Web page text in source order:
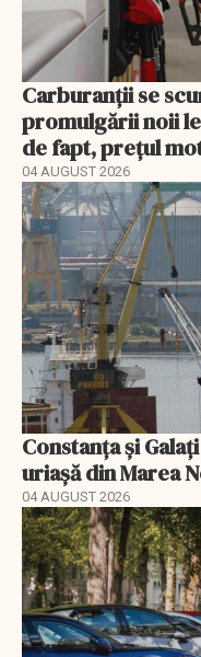
Carburanții se
promulgării noii
de fapt, prețul
04 AUGUST 2026
Constanța și
uriașă din Marea
04 AUGUST 2026